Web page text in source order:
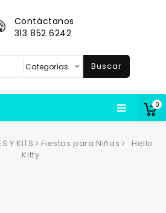
0
Contáctanos
313 852 6242
Buscar
Y KITS Fiestas para Niñas
Hello
Kitty